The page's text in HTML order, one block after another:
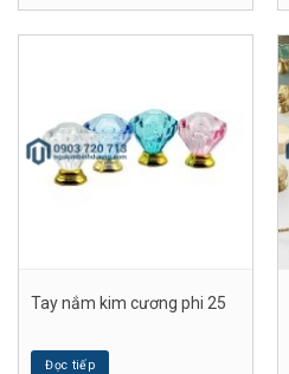
Tay nắm kim cương phi 25
Đọc tiếp